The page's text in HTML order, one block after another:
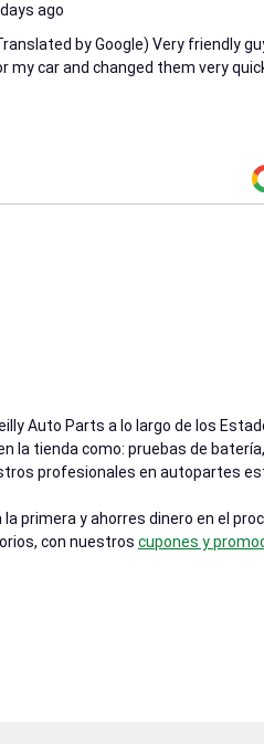
ago
by Google) Very friendly
my car and changed them very
Auto Parts a lo largo de los
tienda como: pruebas de
profesionales en autopartes
primera y ahorres dinero en el
con nuestros cupones y